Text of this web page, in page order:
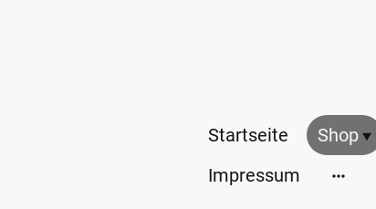
Startseite Shop
Impressum